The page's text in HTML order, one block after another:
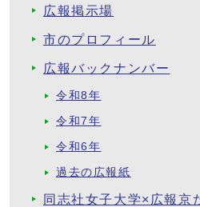
広報掲示場
市のプロフィール
広報バックナンバー
令和8年
令和7年
令和6年
過去の広報紙
同志社女子大学×広報京